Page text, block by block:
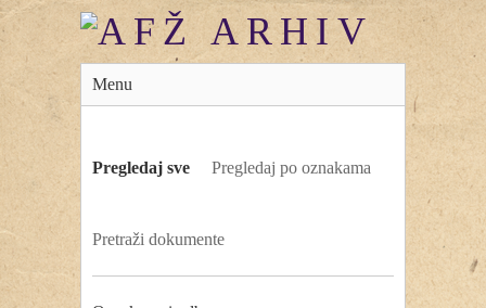
Menu
Pregledaj sve Pregledaj po oznakama
Pretraži dokumente